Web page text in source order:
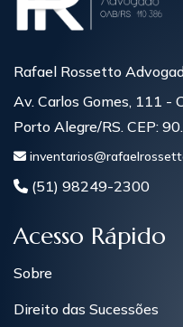
Rafael Rossetto
Av. Carlos Gomes, 111 -
Porto Alegre/RS. CEP:
(51) 98249-2300
Acesso Rápido
Sobre
Direito das Sucessões